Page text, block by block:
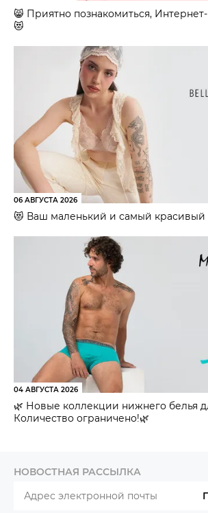
😸 Приятно познакомиться,
😻
06 АВГУСТА 2026
😻 Ваш маленький и самый красивый
04 АВГУСТА 2026
🌿 Новые коллекции нижнего белья
Количество ограничено!🌿
НОВОСТНАЯ РАССЫЛКА